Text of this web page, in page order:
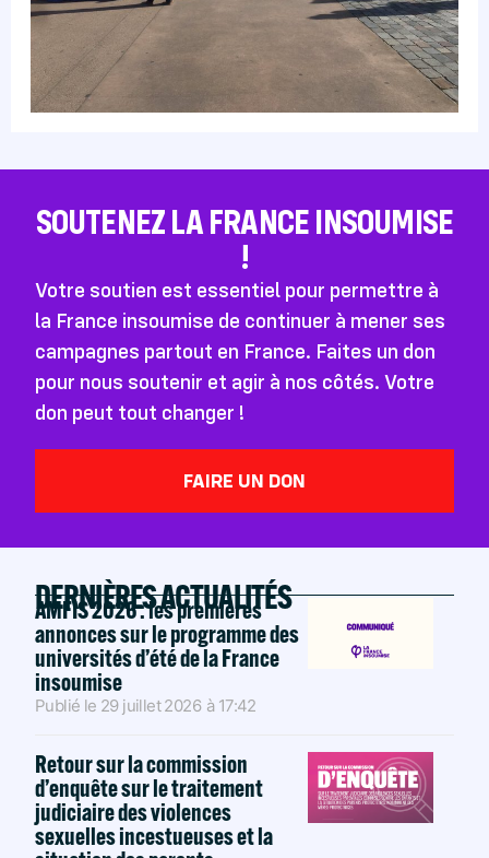
SOUTENEZ LA FRANCE INSOUMISE
!
Votre soutien est essentiel pour permettre à
la France insoumise de continuer à mener ses
campagnes partout en France. Faites un don
pour nous soutenir et agir à nos côtés. Votre
don peut tout changer !
FAIRE UN DON
DERNIÈRES ACTUALITÉS
AMFIS 2026 : les premières
annonces sur le programme des
universités d’été de la France
insoumise
Publié le 29 juillet 2026 à 17:42
Retour sur la commission
d’enquête sur le traitement
judiciaire des violences
sexuelles incestueuses et la